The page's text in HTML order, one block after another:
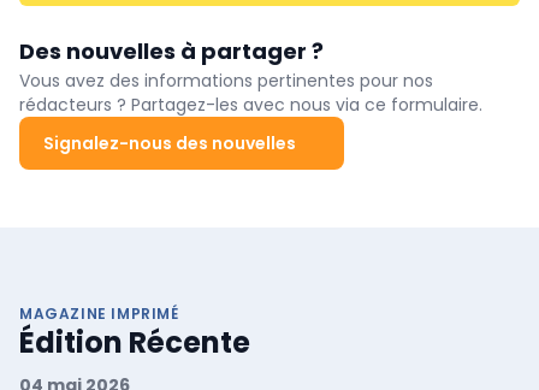
Des nouvelles à partager ?
Vous avez des informations pertinentes pour nos
rédacteurs ? Partagez-les avec nous via ce formulaire.
Signalez-nous des nouvelles
MAGAZINE IMPRIMÉ
Édition Récente